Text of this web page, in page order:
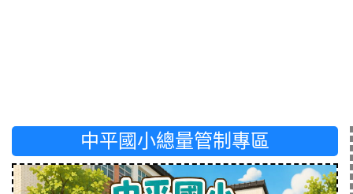
中平國小總量管制專區